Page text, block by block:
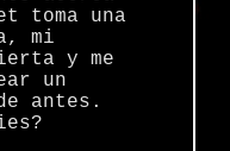
toma una
mi
y me
un
antes.